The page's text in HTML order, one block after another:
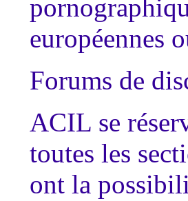
européennes
Forums de
ACIL se
toutes les
ont la